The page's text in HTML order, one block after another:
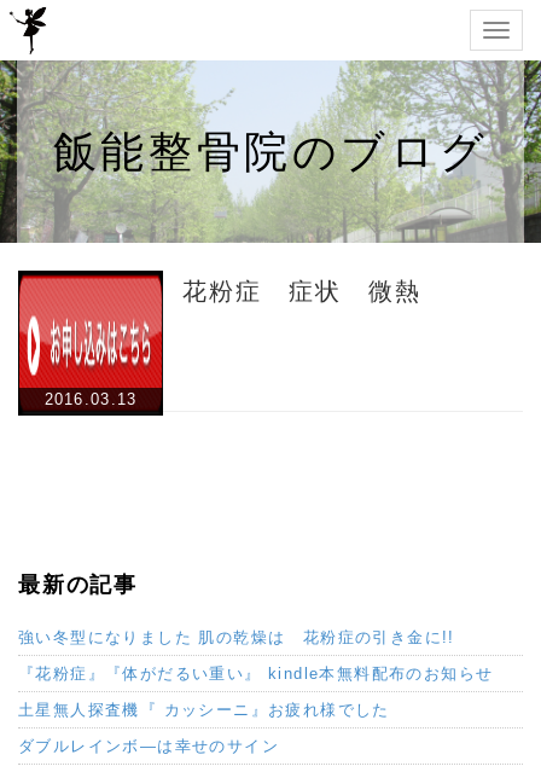
飯能整骨院のブログ
2016.03.13
花粉症 症状 微熱
最新の記事
強い冬型になりました 肌の乾燥は 花粉症の引き金に!!
『花粉症』『体がだるい重い』 kindle本無料配布のお知らせ
土星無人探査機『 カッシーニ』お疲れ様でした
ダブルレインボ―は幸せのサイン